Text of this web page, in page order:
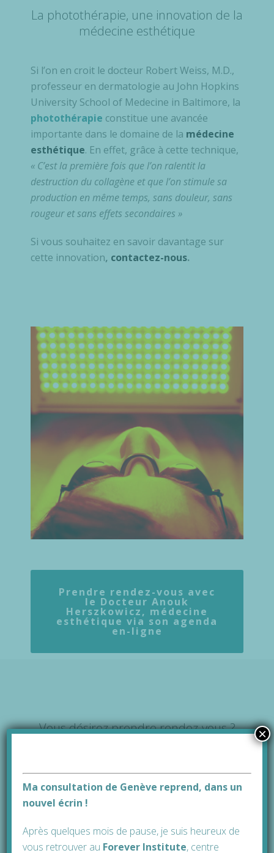
La photothérapie, une innovation de la
médecine esthétique
Si l’on en croit le docteur Robert Weiss, M.D.,
professeur en dermatologie au John Hopkins
University School of Medecine in Baltimore, la
photothérapie constitue une avancée
importante dans le domaine de la médecine
esthétique. En effet, grâce à cette technique,
« C’est la première fois que l’on ralentit la
destruction du collagène et que l’on stimule sa
production en même temps, sans douleur, sans
rougeur et sans effets secondaires »
Si vous souhaitez en savoir davantage sur
cette innovation, contactez-nous.
Prendre rendez-vous avec
le Docteur Anouk
Herszkowicz, médecine
esthétique via son agenda
en-ligne
Vous désirez prendre rendez-vous ?
Pour ne pas remettre mes questions de beauté
données ci-dessous.
Ma consultation de Genève reprend, dans un
nouvel écrin !
Après quelques mois de pause, je suis heureux de
vous retrouver au Forever Institute, centre
×